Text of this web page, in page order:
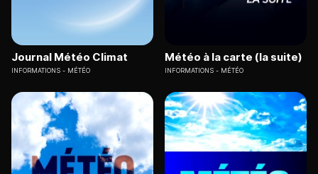
Journal Météo Climat
INFORMATIONS MÉTÉO
Météo à la carte (la suite)
INFORMATIONS MÉTÉO